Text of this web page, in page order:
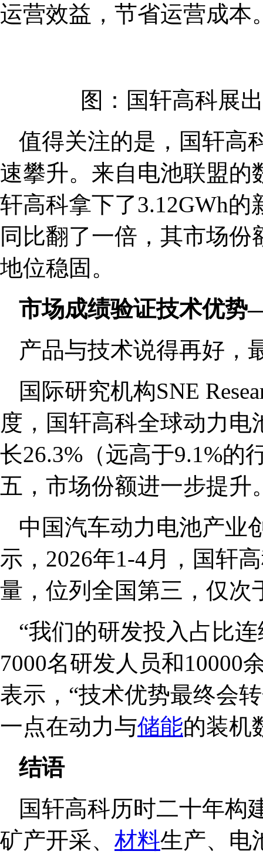
运营效益，节省运营成本
图：国轩高科展
值得关注的是，国轩高
速攀升。来自电池联盟的
轩高科拿下了3.12GWh的
同比翻了一倍，其市场份
地位稳固。
市场成绩验证技术优
产品与技术说得再好，
国际研究机构SNE
度，国轩高科全球动力电
长26.3%（远高于9.1%的
五，市场份额进一步提升
中国汽车动力电池产业
示，2026年1-4月，国轩
量，位列全国第三，仅次
“我们的研发投入占比
7000名研发人员和10000
表示，“技术优势最终会
一点在动力与储能的装机
结语
国轩高科历时二十年
矿产开采、 材料生产、电